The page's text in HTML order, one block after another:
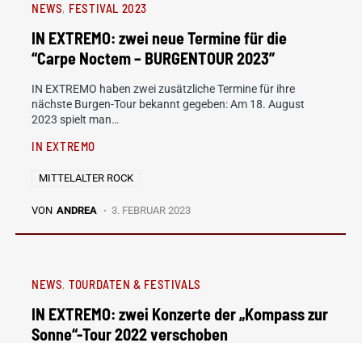
NEWS FESTIVAL 2023
IN EXTREMO: zwei neue Termine für die
“Carpe Noctem – BURGENTOUR 2023”
IN EXTREMO haben zwei zusätzliche Termine für ihre
nächste Burgen-Tour bekannt gegeben: Am 18. August
2023 spielt man…
IN EXTREMO
MITTELALTER ROCK
VON ANDREA 3. FEBRUAR 2023
NEWS TOURDATEN & FESTIVALS
IN EXTREMO: zwei Konzerte der „Kompass zur
Sonne“-Tour 2022 verschoben